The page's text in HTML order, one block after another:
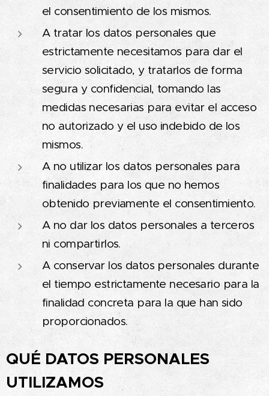
el consentimiento de los mismos.
A tratar los datos personales que
estrictamente necesitamos para dar el
servicio solicitado, y tratarlos de forma
segura y confidencial, tomando las
medidas necesarias para evitar el acceso
no autorizado y el uso indebido de los
mismos.
A no utilizar los datos personales para
finalidades para los que no hemos
obtenido previamente el consentimiento.
A no dar los datos personales a terceros
ni compartirlos.
A conservar los datos personales durante
el tiempo estrictamente necesario para la
finalidad concreta para la que han sido
proporcionados.
QUÉ DATOS PERSONALES
UTILIZAMOS